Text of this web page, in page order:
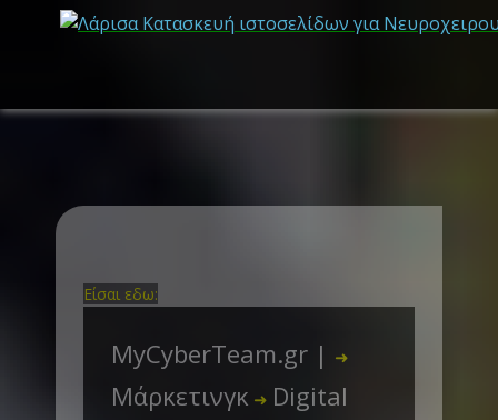
Είσαι εδω:
MyCyberTeam.gr | ➜
Μάρκετινγκ ➜ Digital